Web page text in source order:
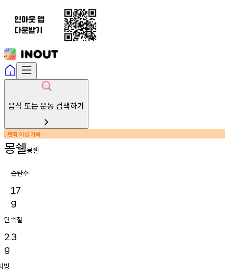
음식 또는 운동 검색하기
5만회 이상기록
몽쉘몽쉘
순탄수
17
g
단백질
2.3
g
방